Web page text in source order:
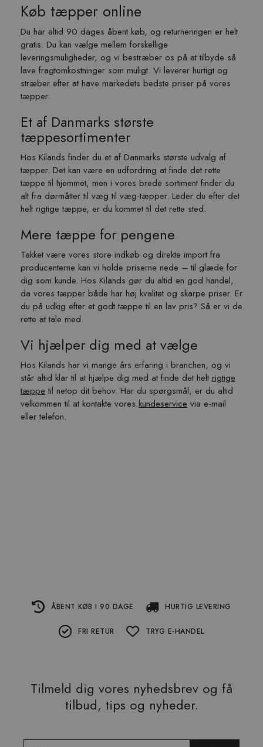
Køb tæpper online
Du har altid 90 dages åbent køb, og returneringen er helt
gratis. Du kan vælge mellem forskellige
leveringsmuligheder, og vi bestræber os på at tilbyde så
lave fragtomkostninger som muligt. Vi leverer hurtigt og
stræber efter at have markedets bedste priser på vores
tæpper.
Et af Danmarks største
tæppesortimenter
Hos Kilands finder du et af Danmarks største udvalg af
tæpper. Det kan være en udfordring at finde det rette
tæppe til hjemmet, men i vores brede sortiment finder du
alt fra dørmåtter til væg til væg-tæpper. Leder du efter det
helt rigtige tæppe, er du kommet til det rette sted.
Mere tæppe for pengene
Takket være vores store indkøb og direkte import fra
producenterne kan vi holde priserne nede – til glæde for
dig som kunde. Hos Kilands gør du altid en god handel,
da vores tæpper både har høj kvalitet og skarpe priser. Er
du på udkig efter et godt tæppe til en lav pris? Så er vi de
rette at tale med.
Vi hjælper dig med at vælge
Hos Kilands har vi mange års erfaring i branchen, og vi
står altid klar til at hjælpe dig med at finde det helt rigtige
tæppe til netop dit behov. Har du spørgsmål, er du altid
velkommen til at kontakte vores kundeservice via e-mail
eller telefon.
ÅBENT KØB I 90 DAGE HURTIG LEVERING
FRI RETUR TRYG E-HANDEL
Tilmeld dig vores nyhedsbrev og få
tilbud, tips og nyheder.